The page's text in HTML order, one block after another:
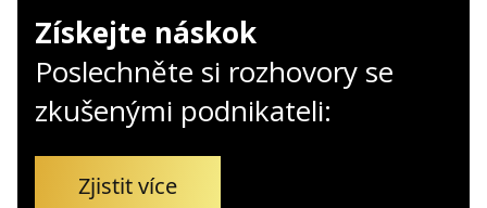
Získejte náskok
Poslechněte si rozhovory se
zkušenými podnikateli:
Zjistit více